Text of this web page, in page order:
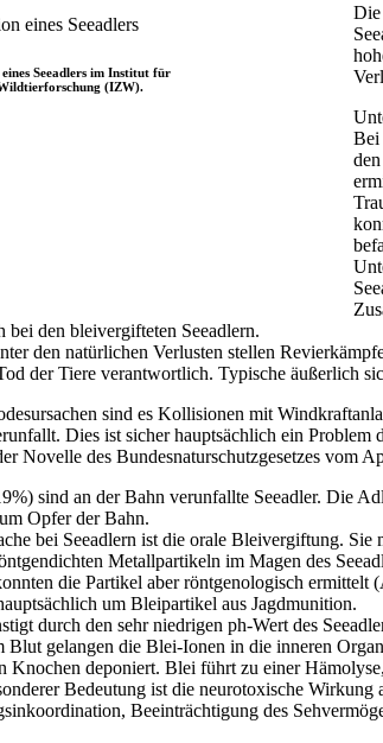
Seeadlers im Institut für
(IZW).
Die
Bei
bei den bleivergifteten Seeadlern.
den natürlichen Verlusten stellen
der Tiere verantwortlich. Typische äußerlich
sind es Kollisionen mit
Dies ist sicher hauptsächlich ein
Novelle des Bundesnaturschutzgesetzes vom
sind an der Bahn verunfallte Seeadler. Die
Opfer der Bahn.
bei Seeadlern ist die orale Bleivergiftung. Sie
Metallpartikeln im Magen des
die Partikel aber röntgenologisch ermittelt
um Bleipartikel aus Jagdmunition.
durch den sehr niedrigen ph-Wert des
gelangen die Blei-Ionen in die inneren
deponiert. Blei führt zu einer
Bedeutung ist die neurotoxische Wirkung
Beeinträchtigung des